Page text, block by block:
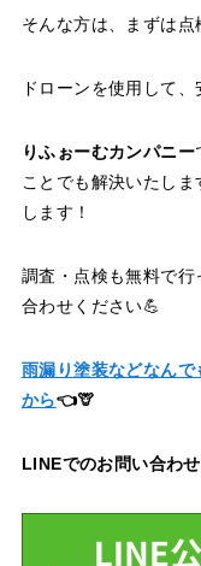
そんな方は、まずは
ドローンを使用して
りふぉーむカンパニー
ことでも解決いたし
します！
調査・点検も無料で
合わせください💪
雨漏り塗装などなん
から👈🦒
LINEでのお問い合わせ